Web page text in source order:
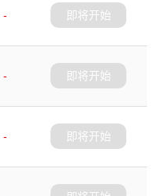
-
即将开始
-
即将开始
-
即将开始